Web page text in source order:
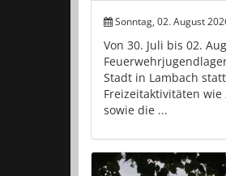
Sonntag, 02. August
Von 30. Juli bis 02.
Stadt in Lambach
Freizeitaktivitäten wie
sowie die ...